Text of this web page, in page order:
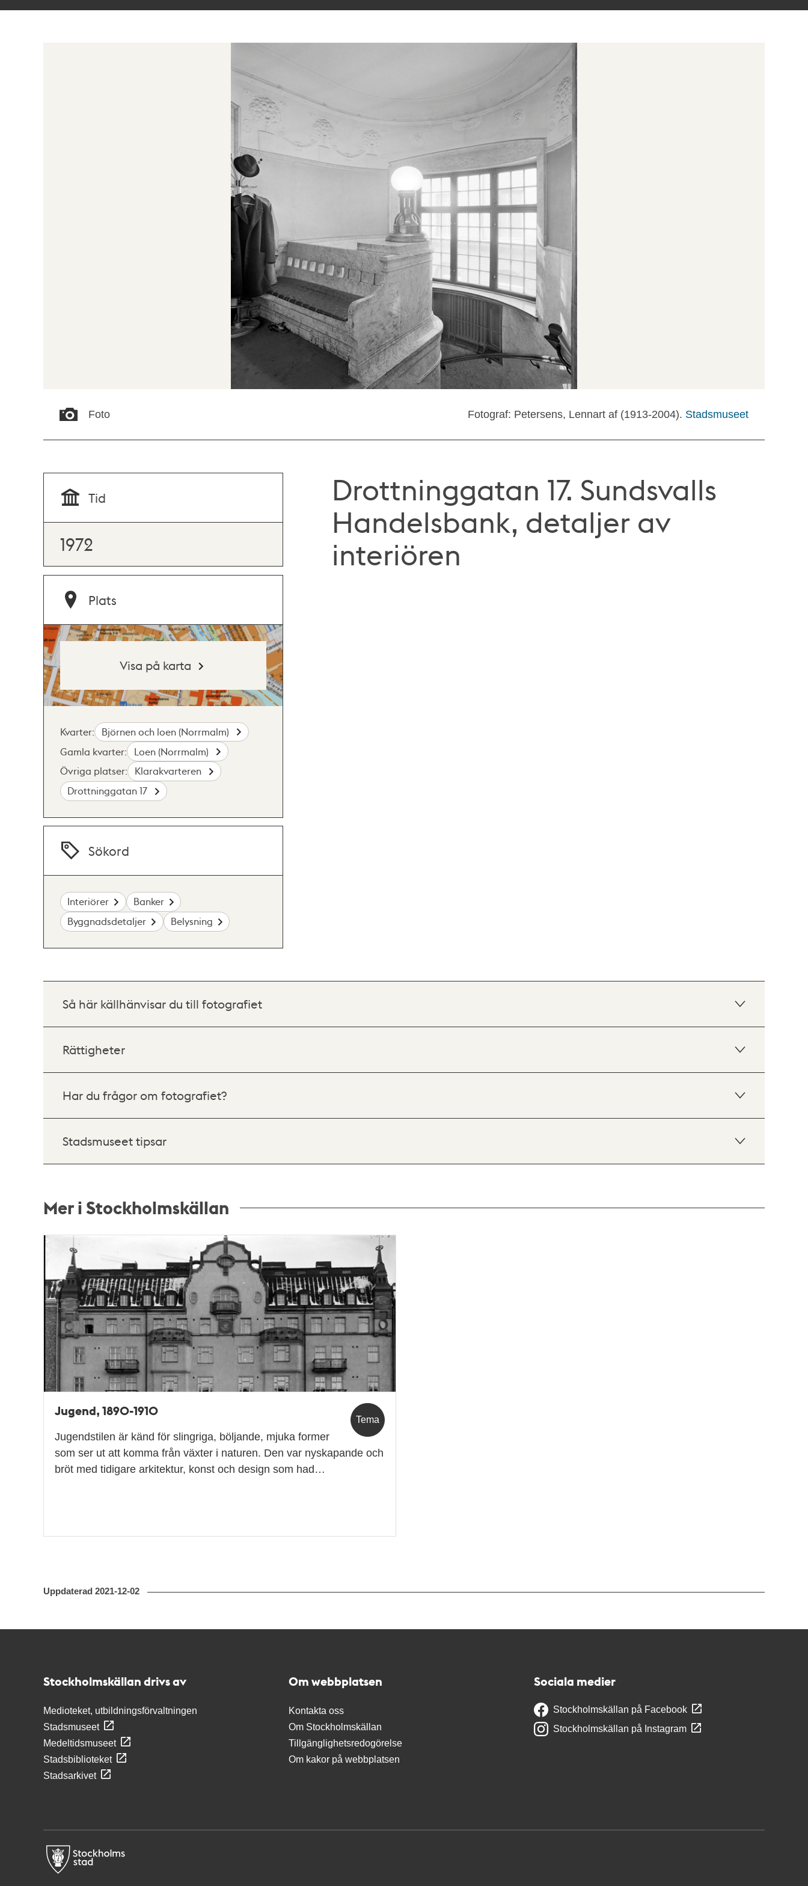
Foto Fotograf: Petersens, Lennart af (1913-2004). Stadsmuseet
Drottninggatan 17. Sundsvalls
Handelsbank, detaljer av
interiören
Tid
1972
Plats
Visa på karta
Kvarter:
Björnen och loen (Norrmalm)
Gamla kvarter:
Loen (Norrmalm)
Övriga platser:
Klarakvarteren
Drottninggatan 17
Sökord
Interiörer
Banker
Byggnadsdetaljer
Belysning
Så här källhänvisar du till fotografiet
Rättigheter
Har du frågor om fotografiet?
Stadsmuseet tipsar
Mer i Stockholmskällan
Relaterade
poster
teman
Tema
Jugend, 1890-1910
Jugendstilen är känd för slingriga, böljande, mjuka former
som ser ut att komma från växter i naturen. Den var nyskapande och
bröt med tidigare arkitektur, konst och design som had…
Uppdaterad 2021-12-02
Stockholmskällan drivs av
Medioteket, utbildningsförvaltningen
Stadsmuseet
Medeltidsmuseet
Stadsbiblioteket
Stadsarkivet
Om webbplatsen
Kontakta oss
Om Stockholmskällan
Tillgänglighetsredogörelse
Om kakor på webbplatsen
Sociala medier
Stockholmskällan på Facebook
Stockholmskällan på Instagram